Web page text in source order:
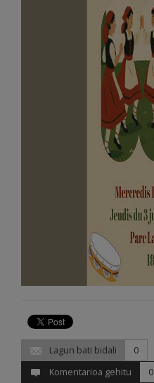
Lagun bati bidali
0
Komentarioa gehitu
0